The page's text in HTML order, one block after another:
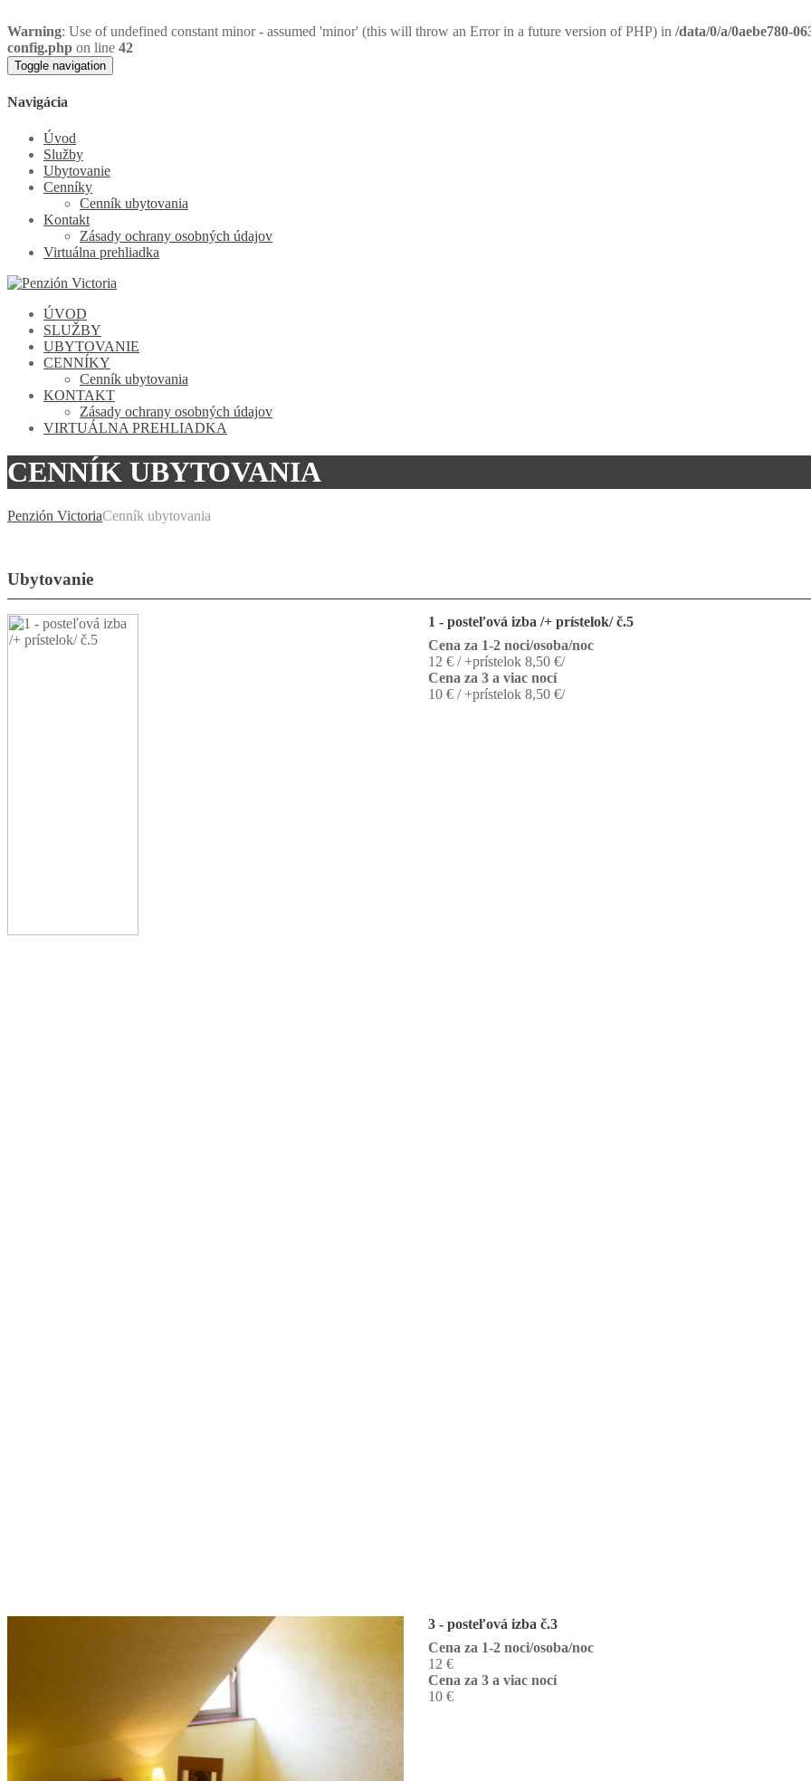
Warning: Use of undefined constant minor - assumed 'minor' (this will throw an Error in a future version of PHP) in /data/0/a/0aebe780-
config.php on line 42
Toggle navigation
Navigácia
Úvod
Služby
Ubytovanie
Cenníky
Cenník ubytovania
Kontakt
Zásady ochrany osobných údajov
Virtuálna prehliadka
ÚVOD
SLUŽBY
UBYTOVANIE
CENNÍKY
Cenník ubytovania
KONTAKT
Zásady ochrany osobných údajov
VIRTUÁLNA PREHLIADKA
CENNÍK UBYTOVANIA
Penzión VictoriaCenník ubytovania
Ubytovanie
1 - posteľová izba /+ prístelok/ č.5
Cena za 1-2 noci/osoba/noc
12 € / +prístelok 8,50 €/
Cena za 3 a viac nocí
10 € / +prístelok 8,50 €/
3 - posteľová izba č.3
Cena za 1-2 noci/osoba/noc
12 €
Cena za 3 a viac nocí
10 €